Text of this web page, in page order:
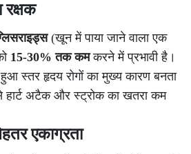
रक्षक
(खून में पाया जाने वाला एक
15-30% तक कमकरने में प्रभावी है।
हुआ स्तर हृदय रोगों का मुख्य कारण बनता
अटैक और स्ट्रोक का खतरा कम
एकाग्रता